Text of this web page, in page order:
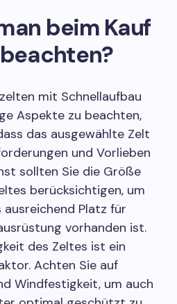
beim Kauf
mit Schnellaufbau
Aspekte zu beachten,
das ausgewählte Zelt
und Vorlieben
sollten Sie die Größe
berücksichtigen, um
Platz für
vorhanden ist.
des Zeltes ist ein
Achten Sie auf
Windfestigkeit, um auch